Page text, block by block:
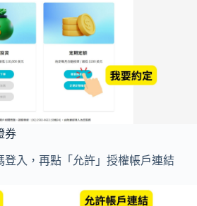
券
登入，再點「允許」授權帳戶連結